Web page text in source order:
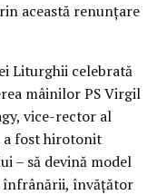
această renunțare
Liturghii celebrată
mâinilor PS Virgil
vice-rector al
a fost hirotonit
– să devină model
înfrânării, învățător